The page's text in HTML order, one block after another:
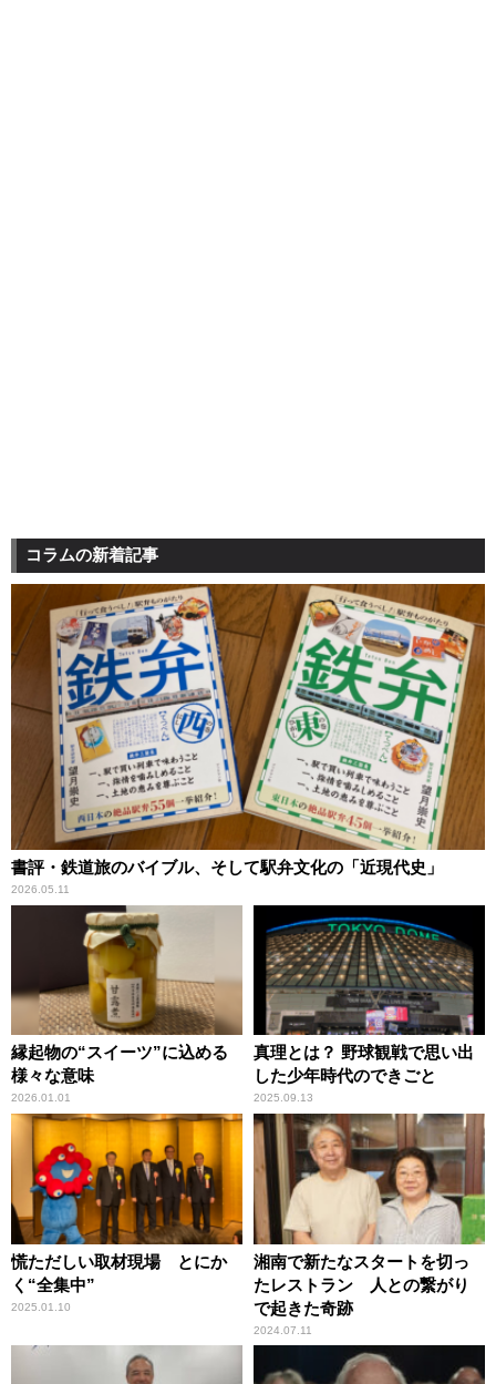
コラムの新着記事
書評・鉄道旅のバイブル、そして駅弁文化の「近現代史」
2026.05.11
縁起物の“スイーツ”に込める
様々な意味
2026.01.01
真理とは？ 野球観戦で思い出
した少年時代のできごと
2025.09.13
慌ただしい取材現場 とにか
く“全集中”
2025.01.10
湘南で新たなスタートを切っ
たレストラン 人との繋がり
で起きた奇跡
2024.07.11